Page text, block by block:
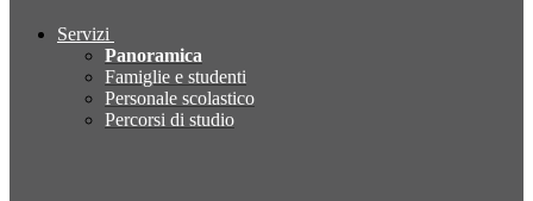
Servizi
Panoramica
Famiglie e studenti
Personale scolastico
Percorsi di studio